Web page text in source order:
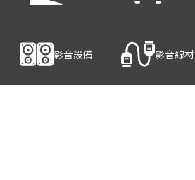
影音設備 影音線材